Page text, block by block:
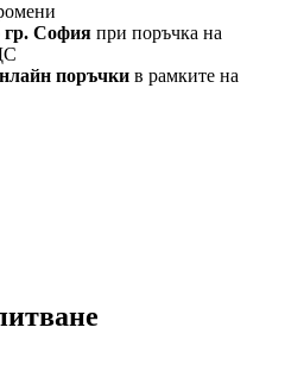
гр. София при поръчка на
поръчки в рамките на